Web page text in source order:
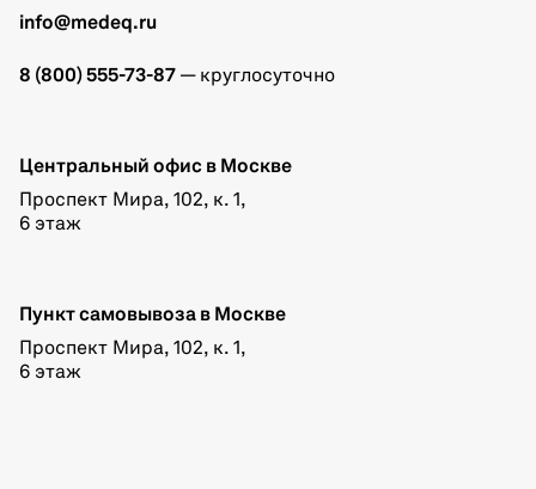
info@medeq.ru
8 (800) 555-73-87 — круглосуточно
Центральный офис в Москве
Проспект Мира, 102, к. 1,
6 этаж
Пункт самовывоза в Москве
Проспект Мира, 102, к. 1,
6 этаж